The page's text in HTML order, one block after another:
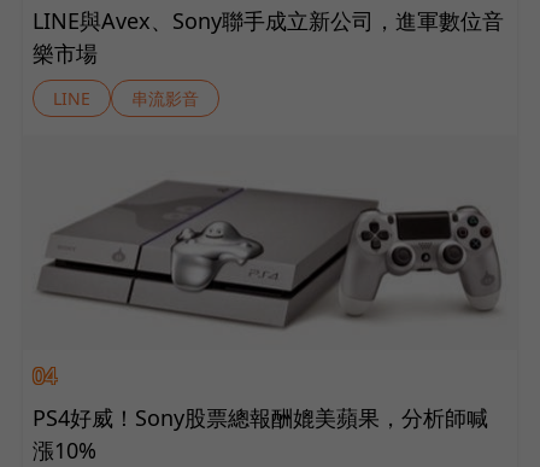
LINE與Avex、Sony聯手成立新公司，進軍數位音
樂市場
LINE 串流影音
04
PS4好威！Sony股票總報酬媲美蘋果，分析師喊
漲10%